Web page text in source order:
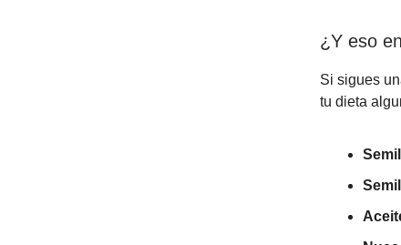
¿Y eso
Si sigues
tu dieta